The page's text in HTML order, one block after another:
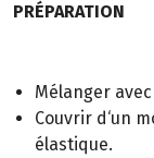
PRÉPARATION
Mélanger
Couvrir d‘un
élastique.